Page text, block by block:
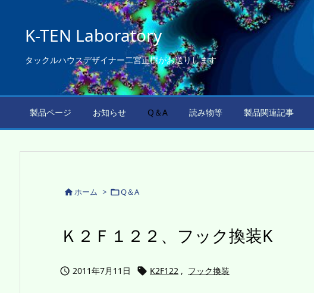
K-TEN Laboratory
タックルハウスデザイナー二宮正樹がお送りします
製品ページ お知らせ Q＆A 読み物等 製品関連記事
ホーム > Q＆A
Ｋ２Ｆ１２２、フック換装K
 2011年7月11日  K2F122 , フック換装